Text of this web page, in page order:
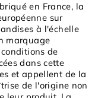
en France, la
sur
à l'échelle
marquage
de
dans cette
et appellent de la
de l'origine non